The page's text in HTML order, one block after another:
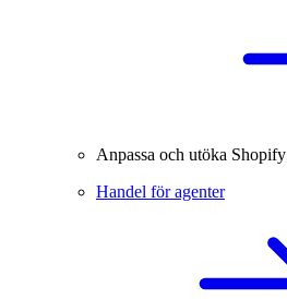
Anpassa och utöka Shopify
Handel för agenter